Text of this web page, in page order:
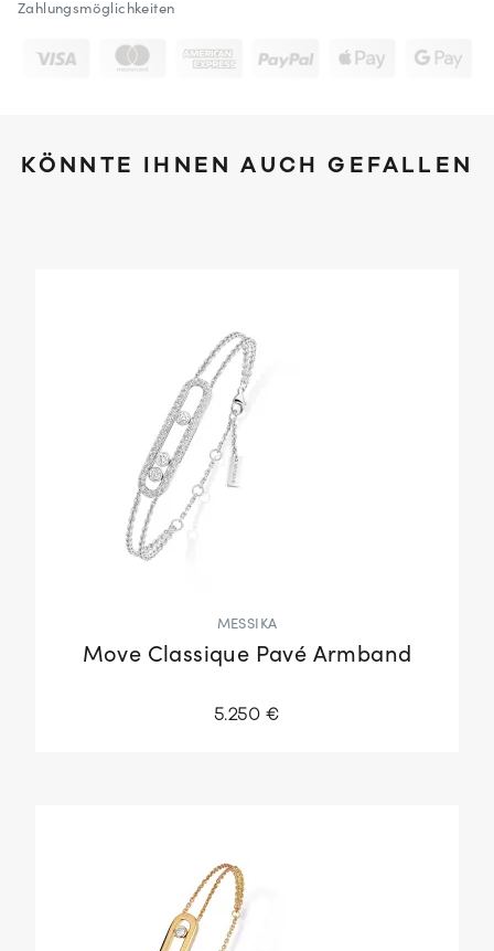
Zahlungsmöglichkeiten
KÖNNTE IHNEN AUCH GEFALLEN
MESSIKA
Move Classique Pavé Armband
5.250 €